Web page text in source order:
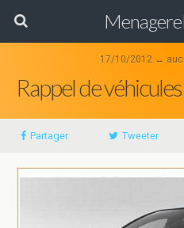
17/10/2012 ↔
Rappel de
Partager Tweeter